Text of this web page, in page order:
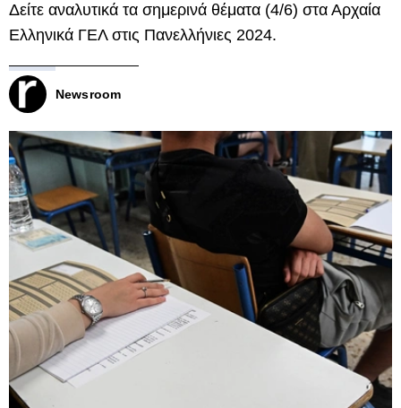
Δείτε αναλυτικά τα σημερινά θέματα (4/6) στα Αρχαία
Ελληνικά ΓΕΛ στις Πανελλήνιες 2024.
Newsroom